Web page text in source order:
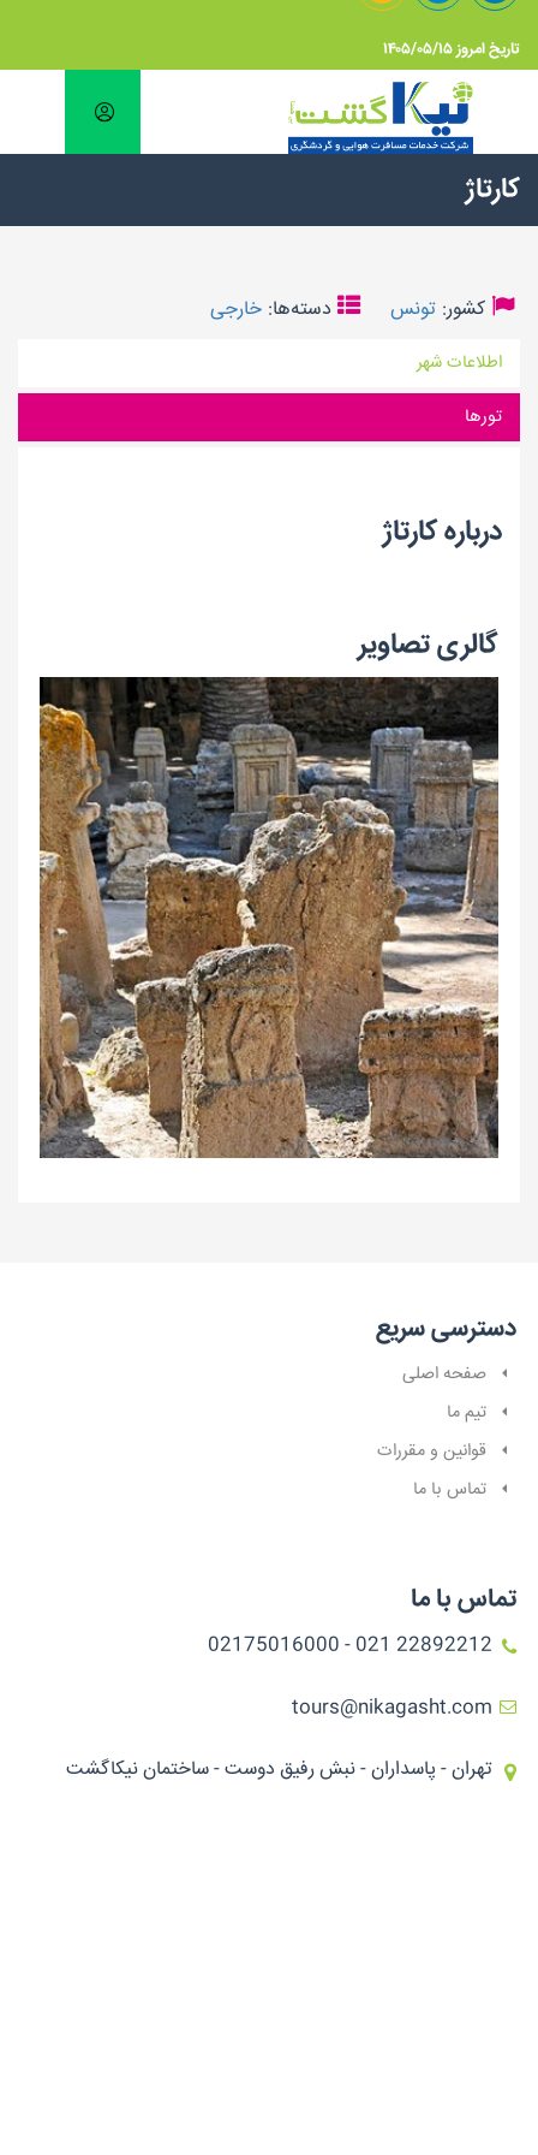
تاریخ امروز ۱۴۰۵/۰۵/۱۵
کارتاژ
کشور: تونس دسته‌ها: خارجی
اطلاعات شهر
تورها
درباره کارتاژ
گالری تصاویر
دسترسی سریع
صفحه اصلی
تیم ما
قوانین و مقررات
تماس با ما
تماس با ما
22892212 021 - 02175016000
tours@nikagasht.com
تهران - پاسداران - نبش رفیق دوست - ساختمان نیکاگشت